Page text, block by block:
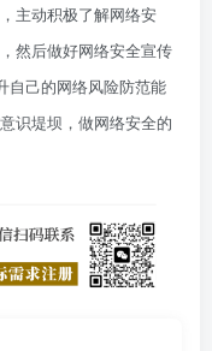
主动积极了解网络安
然后做好网络安全宣传
自己的网络风险防范能
识堤坝，做网络安全的